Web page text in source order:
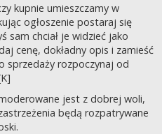
kupnie umieszczamy w
ogłoszenie postaraj się
sam chciał je widzieć jako
cenę, dokładny opis i zamieść
sprzedaży rozpoczynaj od
jest z dobrej woli,
będą rozpatrywane